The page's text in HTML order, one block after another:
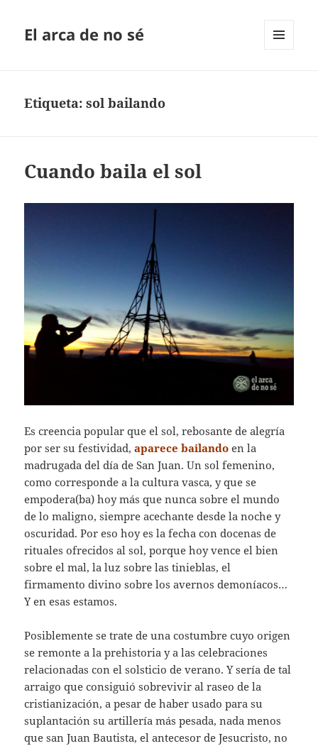
El arca de no sé
Etiqueta:sol bailando
Cuando baila el sol
Es creencia popular que el sol, rebosante de alegría
por ser su festividad,aparece bailando en la
madrugada del día de San Juan. Un sol femenino,
como corresponde a la cultura vasca, y que se
empodera(ba) hoy más que nunca sobre el mundo
de lo maligno, siempre acechante desde la noche y
oscuridad. Por eso hoy es la fecha con docenas de
rituales ofrecidos al sol, porque hoy vence el bien
sobre el mal, la luz sobre las tinieblas, el
firmamento divino sobre los avernos demoníacos…
Y en esas estamos.
Posiblemente se trate de una costumbre cuyo origen
se remonte a la prehistoria y a las celebraciones
relacionadas con el solsticio de verano. Y sería de tal
arraigo que consiguió sobrevivir al raseo de la
cristianización, a pesar de haber usado para su
suplantación su artillería más pesada, nada menos
que san Juan Bautista, el antecesor de Jesucristo, no